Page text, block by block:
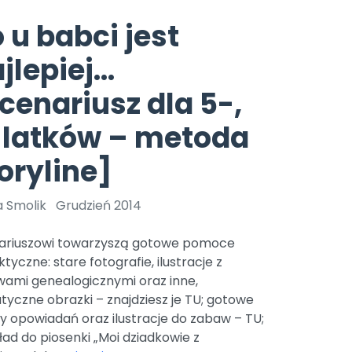
Archiwalne numery
Zapowiedzi
Promocje
25 czerwca 2024 r. uzyskała
r. Nr decyzji:
Online.
Bliżej Pieska
Pomoc zwierzętom
Książka (dla) Przedszkolaka
Promowanie czytelnictwa
TikTok
Zobacz nas na TikToku
YouTube
Filmy edukacyjne
u babci jest
dla 5-,
– metoda
Smolik Grudzień 2014
towarzyszą gotowe pomoce
stare fotografie, ilustracje z
genealogicznymi oraz inne,
obrazki – znajdziesz je TU; gotowe
opowiadań oraz ilustracje do zabaw – TU;
do piosenki „Moi dziadkowie z